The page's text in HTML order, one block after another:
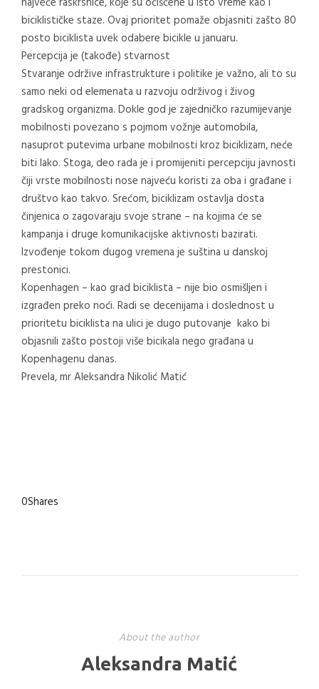
biciklističke staze. Ovaj prioritet pomaže objasniti zašto 80
posto biciklista uvek odabere bicikle u januaru.
Percepcija je (takođe) stvarnost
Stvaranje održive infrastrukture i politike je važno, ali to su
samo neki od elemenata u razvoju održivog i živog
gradskog organizma. Dokle god je zajedničko razumijevanje
mobilnosti povezano s pojmom vožnje automobila,
nasuprot putevima urbane mobilnosti kroz biciklizam, neće
biti lako. Stoga, deo rada je i promijeniti percepciju javnosti
čiji vrste mobilnosti nose najveću koristi za oba i građane i
društvo kao takvo. Srećom, biciklizam ostavlja dosta
činjenica o zagovaraju svoje strane – na kojima će se
kampanja i druge komunikacijske aktivnosti bazirati.
Izvođenje tokom dugog vremena je suština u danskoj
prestonici.
Kopenhagen – kao grad biciklista – nije bio osmišljen i
izgrađen preko noći. Radi se decenijama i doslednost u
prioritetu biciklista na ulici je dugo putovanje kako bi
objasnili zašto postoji više bicikala nego građana u
Kopenhagenu danas.
Prevela, mr Aleksandra Nikolić Matić
0Shares
About the author
Aleksandra Matić